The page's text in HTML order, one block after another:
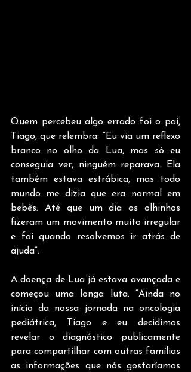
Quem percebeu algo errado foi o pai,
Tiago, que relembra: “Eu via um reflexo
branco no olho da Lua, mas só eu
conseguia ver, ninguém reparava. Ela
também estava estrábica, mas todo
mundo me dizia que era normal em
bebês. Até que um dia os olhinhos
fizeram um movimento muito irregular
e foi quando resolvemos ir atrás de
ajuda”.
A doença de Lua já estava avançada e
começou uma longa luta. “Ainda no
início da nossa jornada na oncologia
pediátrica, Tiago e eu decidimos
revelar o diagnóstico publicamente
para compartilhar com outras famílias
as informações que nós gostaríamos